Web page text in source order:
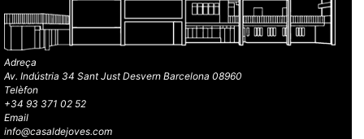
Adreça
Av. Indústria 34 Sant Just Desvern Barcelona 08960
Telèfon
+34 93 371 02 52
Email
info@casaldejoves.com